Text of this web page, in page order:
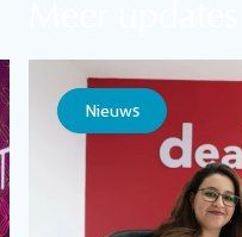
Meer
Nieuws